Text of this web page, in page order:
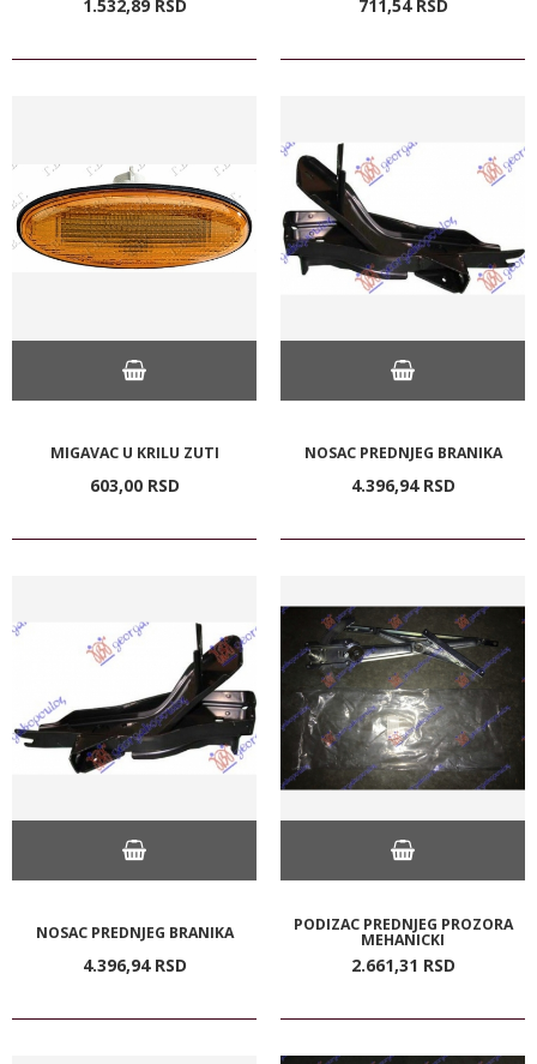
1.532,89 RSD 711,54 RSD
MIGAVAC U KRILU ZUTI
603,00 RSD
NOSAC PREDNJEG BRANIKA
4.396,94 RSD
NOSAC PREDNJEG BRANIKA
4.396,94 RSD
PODIZAC PREDNJEG PROZORA
MEHANICKI
2.661,31 RSD